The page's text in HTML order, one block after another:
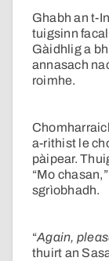
Ghabh an t-
tuigsinn
Gàidhlig a
annasach
roimhe.
a-rithist le
pàipear.
“Mo
sgrìobhadh.
“Again,
thuirt an